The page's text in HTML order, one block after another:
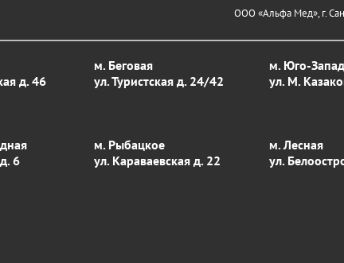
ООО «Альфа Мед», г.
д. 46
м. Беговая
ул. Туристcкая д. 24/42
м. Юго-
ул. М.
6
м. Рыбацкое
ул. Караваевская д. 22
м. Лесная
ул.